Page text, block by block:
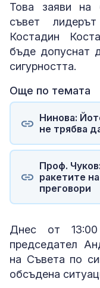
Това заяви на
съвет
Костадин
бъде допуснат
сигурността.
Още по темата
Нинова:
не трябва
Проф.
ракетите
преговори
Днес от 13:00
председател
на Съвета по
обсъдена